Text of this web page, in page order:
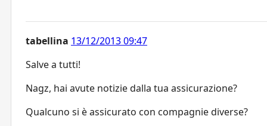
tabellina 13/12/2013 09:47
Salve a tutti!
Nagz, hai avute notizie dalla tua assicurazione?
Qualcuno si è assicurato con compagnie diverse?